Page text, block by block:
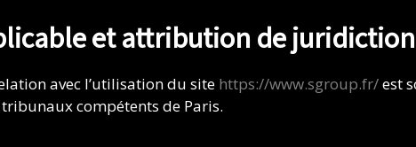
et attribution de juridiction
avec l’utilisation du site https://www.sgroup.fr/est
compétents de Paris.